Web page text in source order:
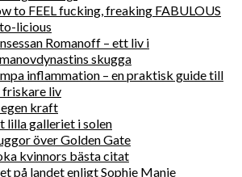
to FEEL fucking, freaking FABULOUS
licious
Romanoff – ett liv i
skugga
inflammation – en praktisk guide till
liv
kraft
lilla galleriet i solen
över Golden Gate
kvinnors bästa citat
på landet enligt Sophie Manie